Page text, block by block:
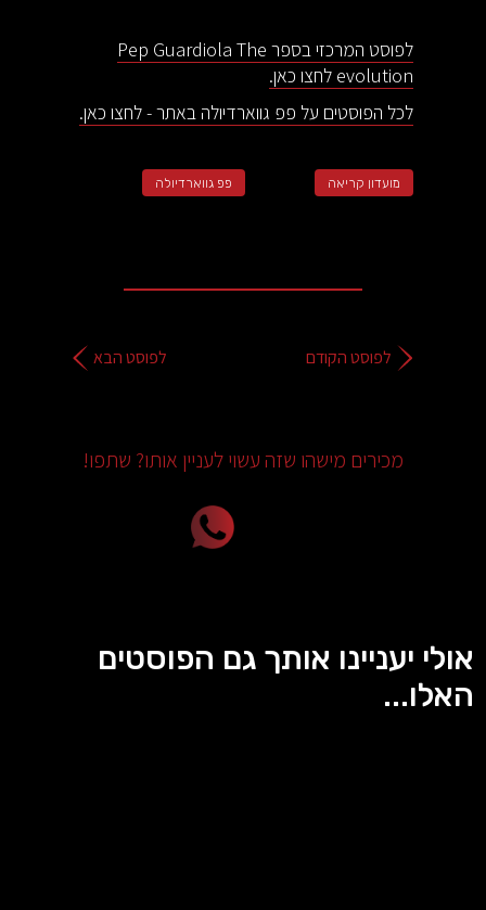
לפוסט המרכזי בספר Pep Guardiola The
evolution לחצו כאן.
לכל הפוסטים על פפ גווארדיולה באתר - לחצו כאן.
מועדון קריאה פפ גווארדיולה
לפוסט הקודם לפוסט הבא
מכירים מישהו שזה עשוי לעניין אותו? שתפו!
אולי יעניינו אותך גם הפוסטים
האלו...